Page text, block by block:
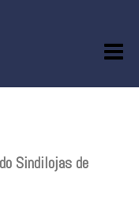
Sindilojas de